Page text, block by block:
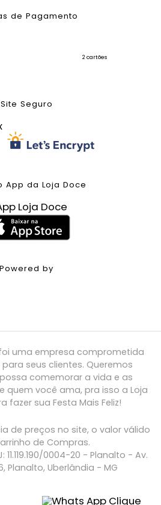
de Pagamento
2 cartões
Site Seguro
App da Loja Doce
Powered by
uma empresa comprometida
seus clientes. Queremos
comemorar a vida e as
quem você ama, pra isso a Loja
fazer sua Festa Mais Feliz!
de preços no site, o valor válido
de Compras.
11.119.190/0004-20 - Planalto - Av.
Planalto, Uberlândia - MG